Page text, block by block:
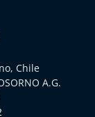
Chile
A.G.